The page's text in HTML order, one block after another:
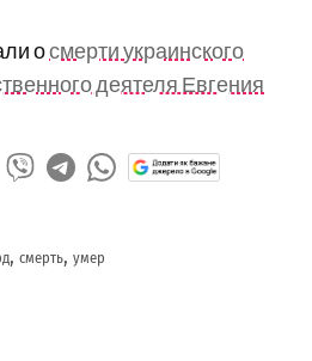
осмерти украинского
деятеля Евгения
,смерть,умер